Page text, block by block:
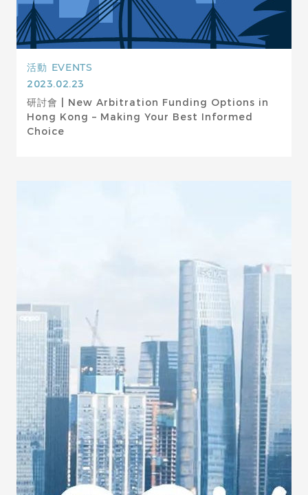
活動 EVENTS
2023.02.23
研討會 | New Arbitration Funding Options in
Hong Kong – Making Your Best Informed
Choice